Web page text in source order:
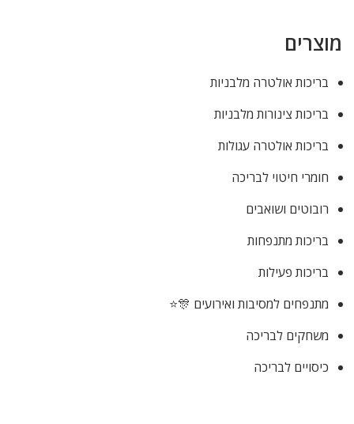
מוצרים
בריכות אולטרה מלבניות
בריכות צינורות מלבניות
בריכות אולטרה עגולות
חומרי חיטוי לבריכה
רובוטים ושואבים
בריכות מתנפחות
בריכות פעילות
מתנפחים למסיבות ואירועים 🎊⭐
משחקים לבריכה
כיסויים לבריכה